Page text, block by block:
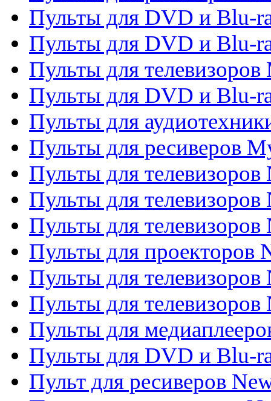
Пульты для DVD и Blu-
Пульты для DVD и Blu-
Пульты для телевизоров
Пульты для DVD и Blu-
Пульты для
Пульты для ресиверов
Пульты для телевизоров
Пульты для телевизоров
Пульты для телевизоров
Пульты для проекторов
Пульты для телевизоров
Пульты для телевизоров
Пульты для
Пульты для DVD и Blu-
Пульт для ресиверов